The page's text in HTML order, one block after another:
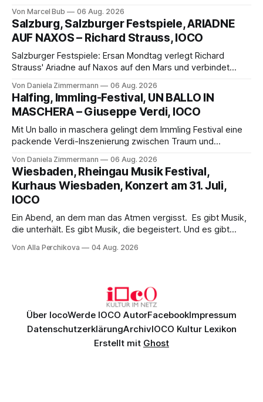
eine bildgewaltige Inszenierung, Maxime Pascal entfaltet
die komplexe Partitur eindrucksvoll, Philippe Sly berührt als
Franziskus.
Von Marcel Bub 06 Aug. 2026
Salzburg, Salzburger Festspiele, ARIADNE
AUF NAXOS – Richard Strauss, IOCO
Salzburger Festspiele: Ersan Mondtag verlegt Richard
Strauss' Ariadne auf Naxos auf den Mars und verbindet
Aufführung mit starken Solisten und den Wiener
Philharmonikern, szenisch bleibt der zweite Akt jedoch
hinter den Erwartungen zurück.
Von Daniela Zimmermann 06 Aug. 2026
Halfing, Immling-Festival, UN BALLO IN
MASCHERA – Giuseppe Verdi, IOCO
Mit Un ballo in maschera gelingt dem Immling Festival eine
packende Verdi-Inszenierung zwischen Traum und
psychologische Tiefe mit starken Bildern, getragen von
einem spielfreudigen Ensemble und einer musikalisch
überzeugenden Gesamtleistung.
Von Daniela Zimmermann 06 Aug. 2026
Wiesbaden, Rheingau Musik Festival,
Kurhaus Wiesbaden, Konzert am 31. Juli,
IOCO
Ein Abend, an dem man das Atmen vergisst. Es gibt Musik,
die unterhält. Es gibt Musik, die begeistert. Und es gibt
Genau so war der Abend im Kurhaus Wiesbaden, an dem
Von Alla Perchikova 04 Aug. 2026
Über IocoWerde IOCO AutorFacebookImpressum
DatenschutzerklärungArchivIOCO Kultur Lexikon
Erstellt mit Ghost